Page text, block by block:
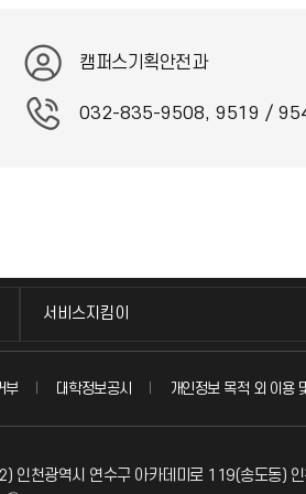
캠퍼스기획안전과
032-835-9508, 9519 /
서비스지킴이
부 대학정보공시 개인정보 목적 외 이용
인천광역시 연수구 아카데미로 119(송도